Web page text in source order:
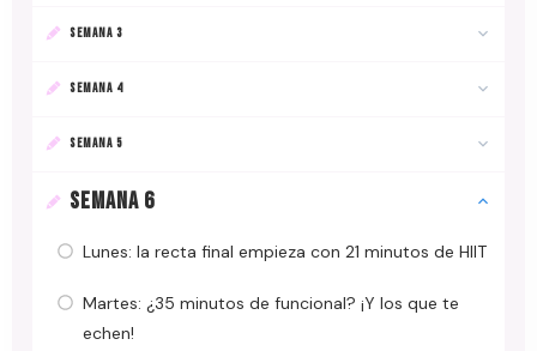
SEMANA 3
SEMANA 4
SEMANA 5
SEMANA 6
Lunes: la recta final empieza con 21 minutos de HIIT
Martes: ¿35 minutos de funcional? ¡Y los que te
echen!